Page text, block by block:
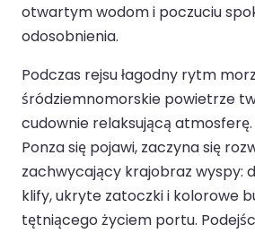
otwartym wodom i poczuciu
odosobnienia.
Podczas rejsu łagodny rytm
śródziemnomorskie powietrze
cudownie relaksującą
Ponza się pojawi, zaczyna się
zachwycający krajobraz wyspy:
klify, ukryte zatoczki i kolorowe
tętniącego życiem portu.